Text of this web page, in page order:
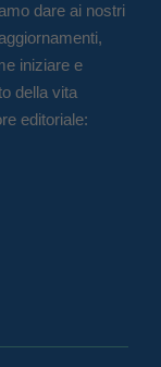
dare ai nostri
iniziare e
della vita
editoriale: